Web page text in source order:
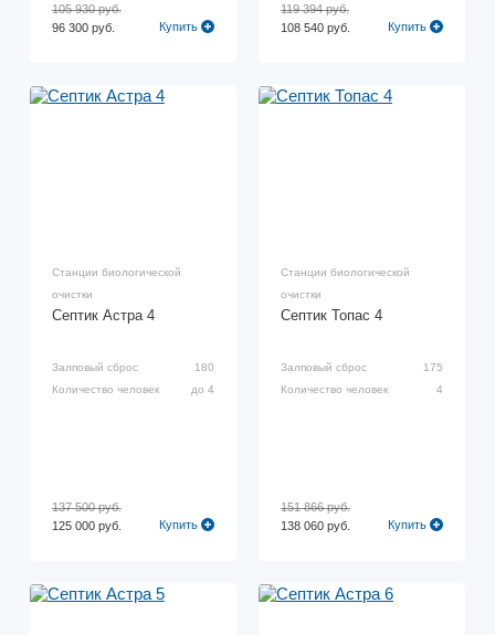
96 300 руб.
105 930 руб.
Купить
108 540 руб.
119 394 руб.
Купить
Станции биологической
очистки
Септик Астра 4
Залповый сброс
180
Количество человек
до 4
125 000 руб.
137 500 руб.
Купить
Станции биологической
очистки
Септик Топас 4
Залповый сброс
175
Количество человек
4
138 060 руб.
151 866 руб.
Купить